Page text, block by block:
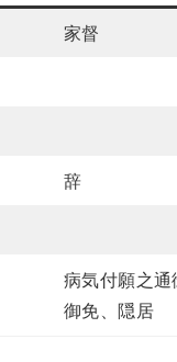
家督
辞
病気付願之通
御免、隠居